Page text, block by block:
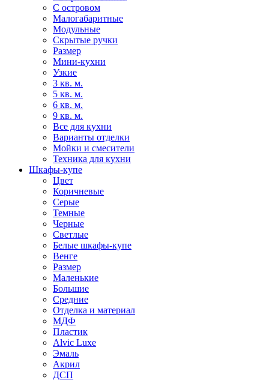
С островом
Малогабаритные
Модульные
Скрытые ручки
Размер
Мини-кухни
Узкие
3 кв. м.
5 кв. м.
6 кв. м.
9 кв. м.
Все для кухни
Варианты отделки
Мойки и смесители
Техника для кухни
Шкафы-купе
Цвет
Коричневые
Серые
Темные
Черные
Светлые
Белые шкафы-купе
Венге
Размер
Маленькие
Большие
Средние
Отделка и материал
МДФ
Пластик
Alvic Luxe
Эмаль
Акрил
ДСП